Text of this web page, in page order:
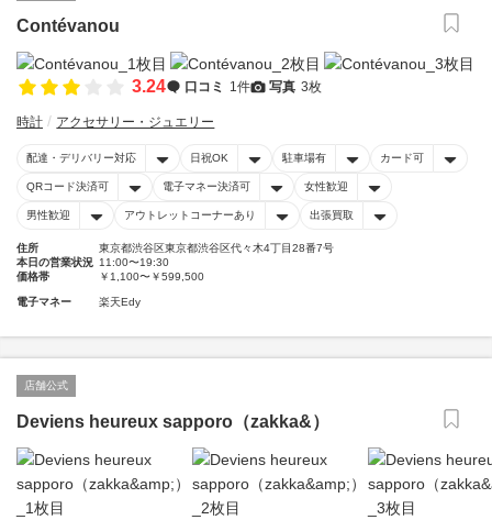
Contévanou
3.24 口コミ 1件 写真 3枚
時計 アクセサリー・ジュエリー
配達・デリバリー対応 日祝OK 駐車場有 カード可
QRコード決済可 電子マネー決済可 女性歓迎
男性歓迎 アウトレットコーナーあり 出張買取
住所
東京都渋谷区東京都渋谷区代々木4丁目28番7号
本日の営業状況 11:00〜19:30
価格帯
￥1,100〜￥599,500
電子マネー 楽天Edy
店舗公式
Deviens heureux sapporo（zakka&）